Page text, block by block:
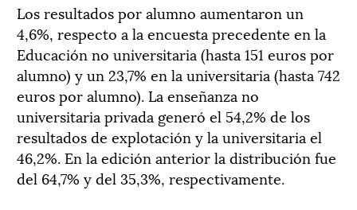
Los resultadospor alumno aumentaron un
4,6%, respecto a la encuesta precedente en la
Educación no universitaria (hasta 151 euros por
alumno) y un 23,7% en la universitaria (hasta 742
euros por alumno). La enseñanza no
universitaria privada generó el 54,2% de los
resultadosde explotación y la universitaria el
46,2%. En la edición anterior la distribución fue
del 64,7% ydel 35,3%, respectivamente.